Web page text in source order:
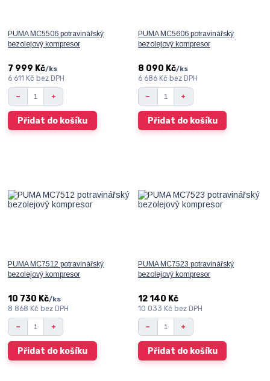
PUMA MC5506 potravinářský
bezolejový kompresor
7 999 Kč/ks
6 611 Kč bez DPH
Přidat do košíku
PUMA MC5606 potravinářský
bezolejový kompresor
8 090 Kč/ks
6 686 Kč bez DPH
Přidat do košíku
PUMA MC7512 potravinářský
bezolejový kompresor
10 730 Kč/ks
8 868 Kč bez DPH
Přidat do košíku
PUMA MC7523 potravinářský
bezolejový kompresor
12 140 Kč
10 033 Kč bez DPH
Přidat do košíku